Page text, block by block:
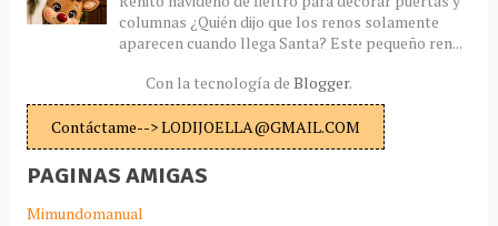
columnas ¿Quién dijo que los renos solamente
aparecen cuando llega Santa? Este pequeño ren...
Con la tecnología de Blogger.
Contáctame--> LODIJOELLA@GMAIL.COM
PAGINAS AMIGAS
Mimundomanual